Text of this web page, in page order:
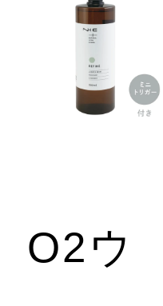
電
O2ウ